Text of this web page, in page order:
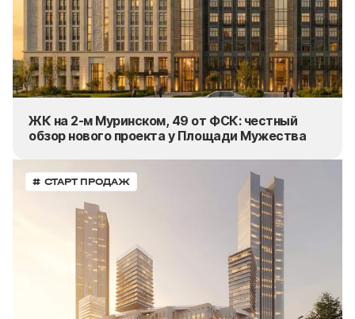
ЖК на 2-м Муринском, 49 от ФСК: честный
обзор нового проекта у Площади Мужества
# СТАРТ ПРОДАЖ